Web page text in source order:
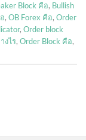
Block คือ, Bullish
, OB Forex คือ, Order
, Order block
งไร, Order Block คือ,